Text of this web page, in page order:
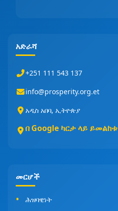
አድራሻ
+251 111 543 137
info@prosperity.org.et
አዲስ አበባ, ኢትዮጵያ
በ Google ካርታ ላይ ይመልከቱ
መርሆች
ሕዝባዊነት